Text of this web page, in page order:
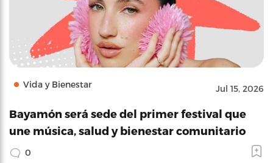
Vida y Bienestar Jul 15, 2026
Bayamón será sede del primer festival que
une música, salud y bienestar comunitario
0